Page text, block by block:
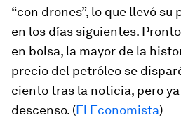
“con drones”, lo que llevó
en los días siguientes.
en bolsa, la mayor de la
precio del petróleo se
ciento tras la noticia, pero
descenso. (El Economista)